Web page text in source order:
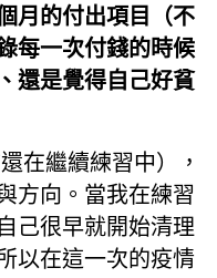
月的付出項目（不
每一次付錢的時候
還是覺得自己好貧
在繼續練習中），
方向。當我在練習
己很早就開始清理
以在這一次的疫情